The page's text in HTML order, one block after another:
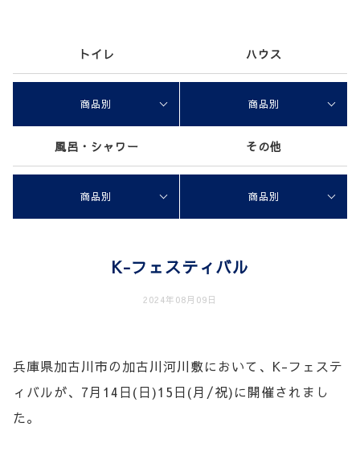
トイレ ハウス
商品別 商品別
風呂・シャワー その他
商品別 商品別
K-フェスティバル
2024年08月09日
兵庫県加古川市の加古川河川敷において、K-フェステ
ィバルが、7月14日(日)15日(月/祝)に開催されまし
た。